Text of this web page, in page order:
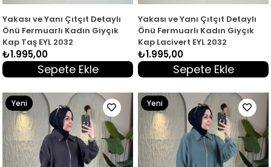
Yakası ve Yanı Çıtçıt Detaylı
Önü Fermuarlı Kadın Giyçık
Kap Taş EYL 2032
₺1.995,00
Sepete Ekle
Yakası ve Yanı Çıtçıt Detaylı
Önü Fermuarlı Kadın Giyçık
Kap Lacivert EYL 2032
₺1.995,00
Sepete Ekle
Yeni
Ürün
Yeni
Ürün